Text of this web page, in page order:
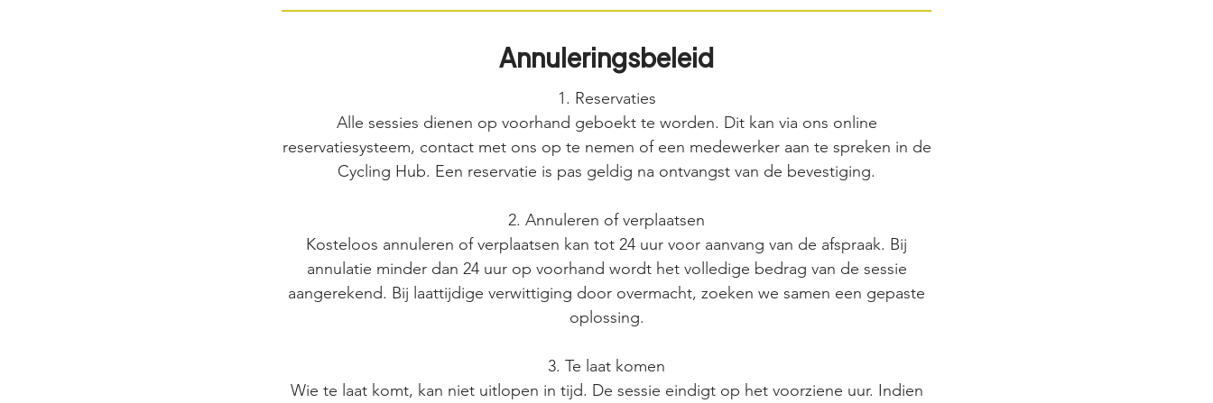
Annuleringsbeleid
1. Reservaties
Alle sessies dienen op voorhand geboekt te worden. Dit kan via ons online
reservatiesysteem, contact met ons op te nemen of een medewerker aan te spreken in de
Cycling Hub. Een reservatie is pas geldig na ontvangst van de bevestiging.
2. Annuleren of verplaatsen
Kosteloos annuleren of verplaatsen kan tot 24 uur voor aanvang van de afspraak. Bij
annulatie minder dan 24 uur op voorhand wordt het volledige bedrag van de sessie
aangerekend. Bij laattijdige verwittiging door overmacht, zoeken we samen een gepaste
oplossing.
3. Te laat komen
Wie te laat komt, kan niet uitlopen in tijd. De sessie eindigt op het voorziene uur. Indien